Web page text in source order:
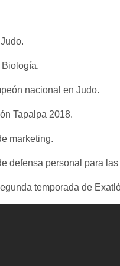
nacional en Judo.
Tapalpa 2018.
marketing.
defensa personal para
temporada de